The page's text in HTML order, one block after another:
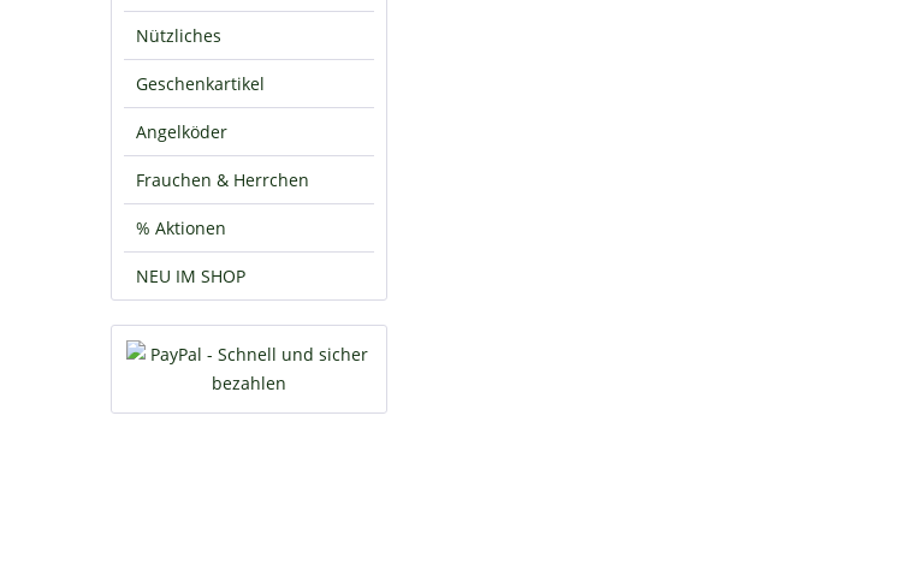
Nützliches
Geschenkartikel
Angelköder
Frauchen & Herrchen
% Aktionen
NEU IM SHOP